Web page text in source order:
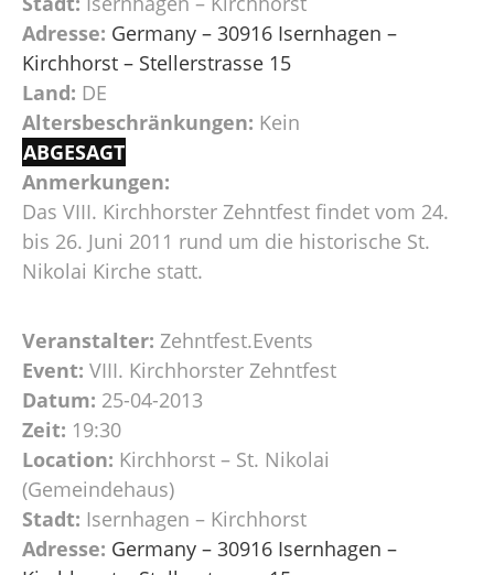
Adresse: Germany – 30916 Isernhagen –
Kirchhorst – Stellerstrasse 15
Land: DE
Altersbeschränkungen: Kein
ABGESAGT
Anmerkungen:
Das VIII. Kirchhorster Zehntfest findet vom 24.
bis 26. Juni 2011 rund um die historische St.
Nikolai Kirche statt.
Veranstalter: Zehntfest.Events
Event: VIII. Kirchhorster Zehntfest
Datum: 25-04-2013
Zeit: 19:30
Location: Kirchhorst – St. Nikolai
(Gemeindehaus)
Stadt: Isernhagen – Kirchhorst
Adresse: Germany – 30916 Isernhagen –